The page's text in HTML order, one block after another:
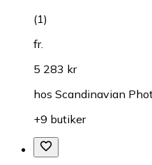
(1)
fr.
5 283 kr
hos Scandinavian
+9 butiker